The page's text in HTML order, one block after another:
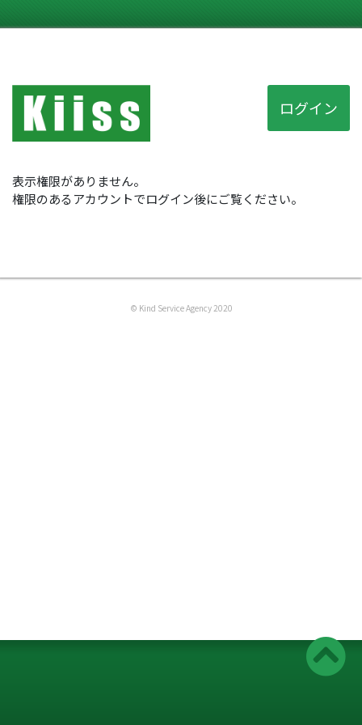
ログイン
表示権限がありません。
権限のあるアカウントでログイン後にご覧ください。
© Kind Service Agency 2020